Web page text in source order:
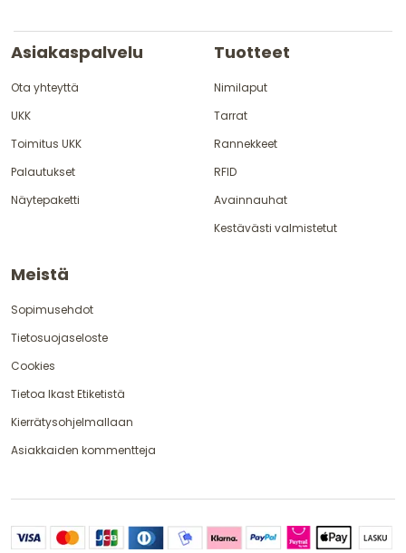
Asiakaspalvelu
Ota yhteyttä
UKK
Toimitus UKK
Palautukset
Näytepaketti
Tuotteet
Nimilaput
Tarrat
Rannekkeet
RFID
Avainnauhat
Kestävästi valmistetut
Meistä
Sopimusehdot
Tietosuojaseloste
Cookies
Tietoa Ikast Etiketistä
Kierrätysohjelmallaan
Asiakkaiden kommentteja